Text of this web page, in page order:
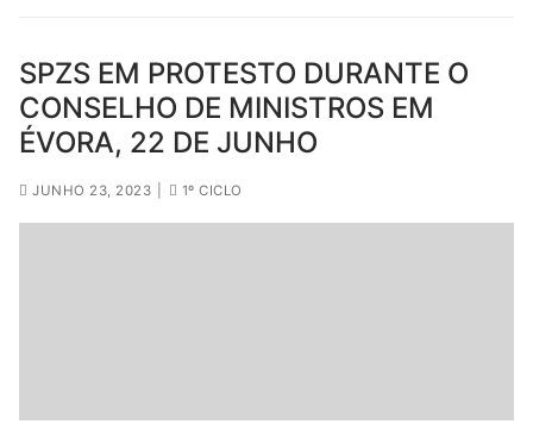
SPZS EM PROTESTO DURANTE O
CONSELHO DE MINISTROS EM
ÉVORA, 22 DE JUNHO
JUNHO 23, 2023 1º CICLO